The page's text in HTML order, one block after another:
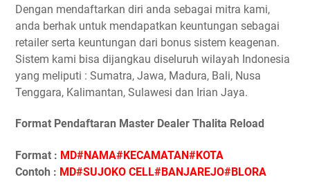
Dengan mendaftarkan diri anda sebagai mitra kami,
anda berhak untuk mendapatkan keuntungan sebagai
retailer serta keuntungan dari bonus sistem keagenan.
Sistem kami bisa dijangkau diseluruh wilayah Indonesia
yang meliputi : Sumatra, Jawa, Madura, Bali, Nusa
Tenggara, Kalimantan, Sulawesi dan Irian Jaya.
Format Pendaftaran Master Dealer Thalita Reload
Format : MD#NAMA#KECAMATAN#KOTA
Contoh : MD#SUJOKO CELL#BANJAREJO#BLORA